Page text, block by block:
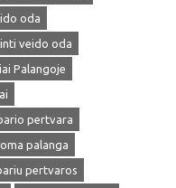
oda
veido oda
Palangoje
pertvara
palanga
pertvaros